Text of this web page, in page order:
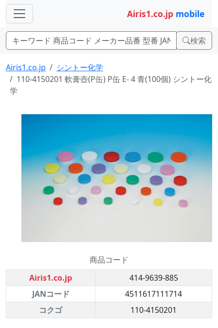
Airis1.co.jp mobile
検索
Airis1.co.jp
シントー化学
110-4150201 軟膏壺(P缶) P缶 E- 4 青(100個) シントー化
学
商品コード
Airis1.co.jp
414-9639-885
JANコード
4511617111714
コクゴ
110-4150201